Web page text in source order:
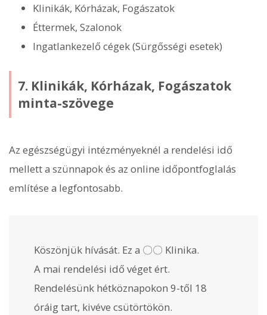
Klinikák, Kórházak, Fogászatok
Éttermek, Szalonok
Ingatlankezelő cégek (Sürgősségi esetek)
7. Klinikák, Kórházak, Fogászatok
minta-szövege
Az egészségügyi intézményeknél a rendelési idő
mellett a szünnapok és az online időpontfoglalás
említése a legfontosabb.
Köszönjük hívását. Ez a 〇〇 Klinika.
A mai rendelési idő véget ért.
Rendelésünk hétköznapokon 9-től 18
óráig tart, kivéve csütörtökön.